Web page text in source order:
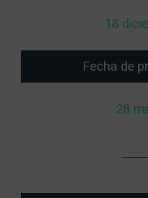
18
Fecha de
28